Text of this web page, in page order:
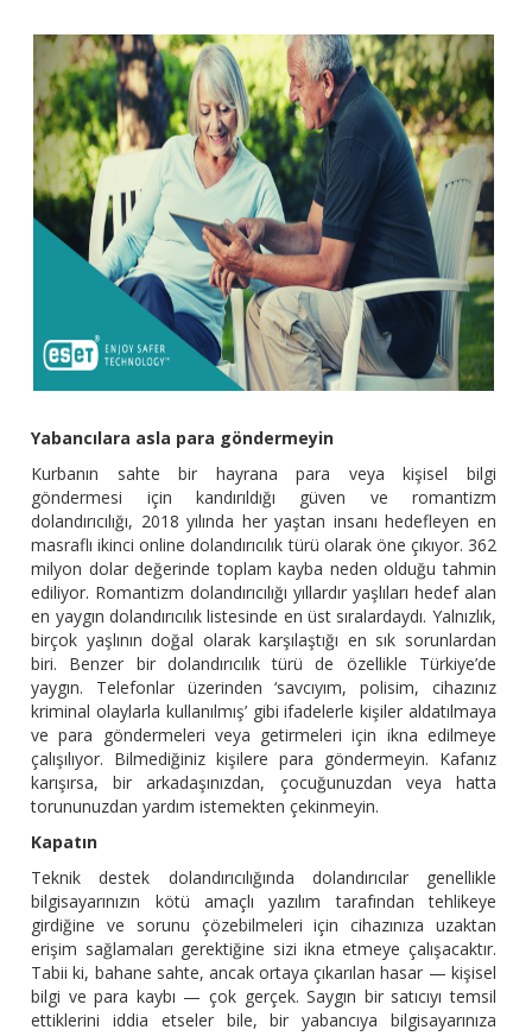
Yabancılara asla para göndermeyin
Kurbanın sahte bir hayrana para veya kişisel bilgi
göndermesi için kandırıldığı güven ve romantizm
dolandırıcılığı, 2018 yılında her yaştan insanı hedefleyen en
masraflı ikinci online dolandırıcılık türü olarak öne çıkıyor. 362
milyon dolar değerinde toplam kayba neden olduğu tahmin
ediliyor. Romantizm dolandırıcılığı yıllardır yaşlıları hedef alan
en yaygın dolandırıcılık listesinde en üst sıralardaydı. Yalnızlık,
birçok yaşlının doğal olarak karşılaştığı en sık sorunlardan
biri. Benzer bir dolandırıcılık türü de özellikle Türkiye’de
yaygın. Telefonlar üzerinden ‘savcıyım, polisim, cihazınız
kriminal olaylarla kullanılmış’ gibi ifadelerle kişiler aldatılmaya
ve para göndermeleri veya getirmeleri için ikna edilmeye
çalışılıyor. Bilmediğiniz kişilere para göndermeyin. Kafanız
karışırsa, bir arkadaşınızdan, çocuğunuzdan veya hatta
torununuzdan yardım istemekten çekinmeyin.
Kapatın
Teknik destek dolandırıcılığında dolandırıcılar genellikle
bilgisayarınızın kötü amaçlı yazılım tarafından tehlikeye
girdiğine ve sorunu çözebilmeleri için cihazınıza uzaktan
erişim sağlamaları gerektiğine sizi ikna etmeye çalışacaktır.
Tabii ki, bahane sahte, ancak ortaya çıkarılan hasar — kişisel
bilgi ve para kaybı — çok gerçek. Saygın bir satıcıyı temsil
ettiklerini iddia etseler bile, bir yabancıya bilgisayarınıza